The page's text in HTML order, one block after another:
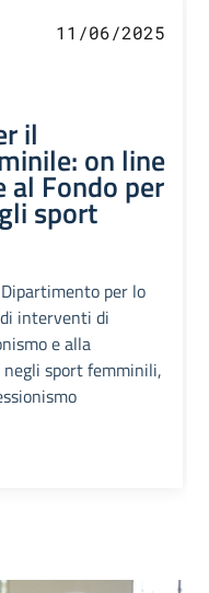
11/06/2025
il
on line
al Fondo per
sport
per lo
interventi di
e alla
sport femminili,